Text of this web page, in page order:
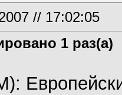
// 17:02:05
1 раз(а)